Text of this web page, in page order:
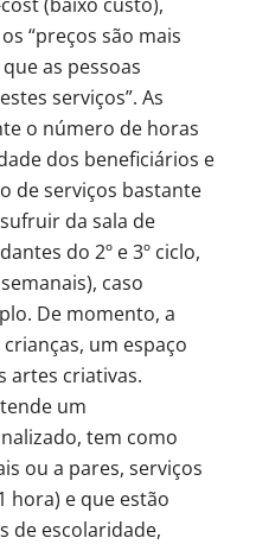
“preços são mais
as pessoas
serviços”. As
o número de horas
dos beneficiários e
de serviços bastante
da sala de
do 2º e 3º ciclo,
caso
De momento, a
um espaço
artes criativas.
um
tem como
ou a pares, serviços
hora) e que estão
de escolaridade,